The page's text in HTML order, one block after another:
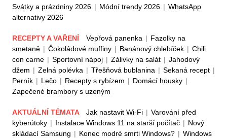
Svátky a prázdniny 2026 | Módní trendy 2026 | WhatsApp
alternativy 2026
RECEPTY A VAŘENÍ Vepřová panenka | Fazolky na
smetaně | Čokoládové muffiny | Banánový chlebíček | Chili
con carne | Sportovní nápoj | Zálivky na salát | Jahodový
džem | Zelná polévka | Třešňová bublanina | Sekaná recept |
Perník | Lečo | Recepty s rybízem | Domácí housky |
Zapečené brambory s uzeným
AKTUÁLNÍ TÉMATA Jak nastavit Wi-Fi | Varování před
kyberútoky | Instalace Windows 11 na starší počítač | Nový
skládací Samsung | Konec modré smrti Windows? | Windows